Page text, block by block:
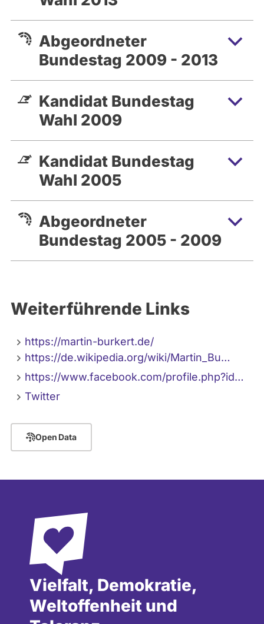
Abgeordneter
Bundestag 2009 - 2013
Kandidat Bundestag
Wahl 2009
Kandidat Bundestag
Wahl 2005
Abgeordneter
Bundestag 2005 - 2009
Weiterführende Links
https://martin-burkert.de/
https://de.wikipedia.org/wiki/Martin_Bu…
https://www.facebook.com/profile.php?id…
Twitter
Open Data
Vielfalt, Demokratie,
Weltoffenheit und